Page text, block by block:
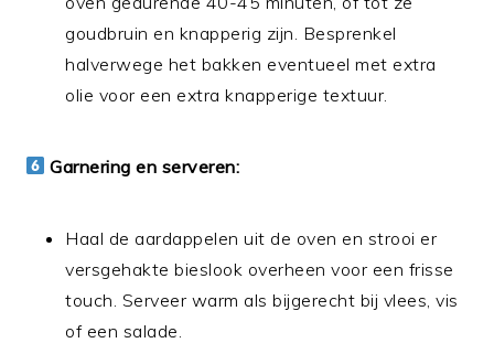
goudbruin en knapperig zijn. Besprenkel
halverwege het bakken eventueel met extra
olie voor een extra knapperige textuur.
Garnering en serveren:
Haal de aardappelen uit de oven en strooi er
versgehakte bieslook overheen voor een frisse
touch. Serveer warm als bijgerecht bij vlees, vis
of een salade.